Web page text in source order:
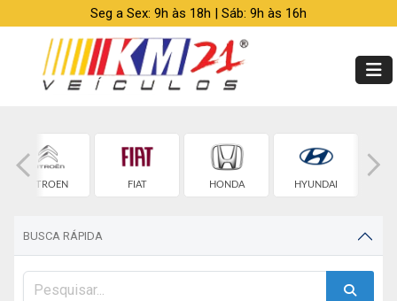
Seg a Sex: 9h às 18h | Sáb: 9h às 16h
CITROEN FIAT HONDA HYUNDAI
BUSCA RÁPIDA